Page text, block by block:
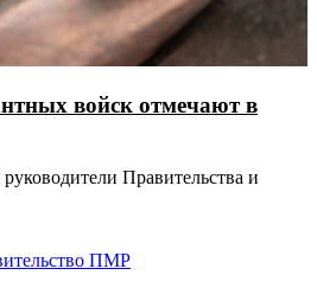
войск отмечают в
Правительства и
ПМР